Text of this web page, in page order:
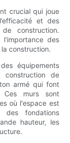
crucial qui joue
et des
construction.
l'importance des
construction.
équipements
construction de
armé qui font
Ces murs sont
où l'espace est
fondations
hauteur, les